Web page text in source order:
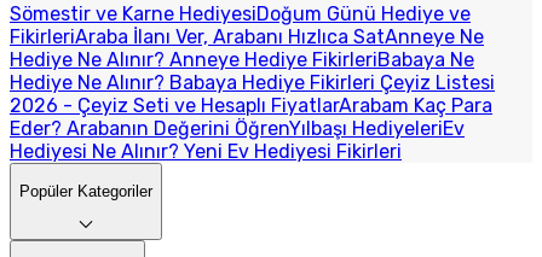
Sömestir ve Karne HediyesiDoğum Günü Hediye ve
FikirleriAraba İlanı Ver, Arabanı Hızlıca SatAnneye Ne
Hediye Ne Alınır? Anneye Hediye FikirleriBabaya Ne
Hediye Ne Alınır? Babaya Hediye Fikirleri Çeyiz Listesi
2026 - Çeyiz Seti ve Hesaplı FiyatlarArabam Kaç Para
Eder? Arabanın Değerini ÖğrenYılbaşı HediyeleriEv
Hediyesi Ne Alınır? Yeni Ev Hediyesi Fikirleri
Popüler Kategoriler